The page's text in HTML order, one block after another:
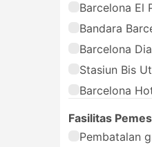
Barcelona El
Bandara
Barcelona
Stasiun Bis
Barcelona
Fasilitas
Pembatalan